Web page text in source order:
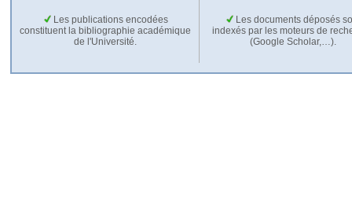
Les publications encodées
constituent la bibliographie académique
de l'Université.
Les documents déposés
indexés par les moteurs de
(Google Scholar,…).